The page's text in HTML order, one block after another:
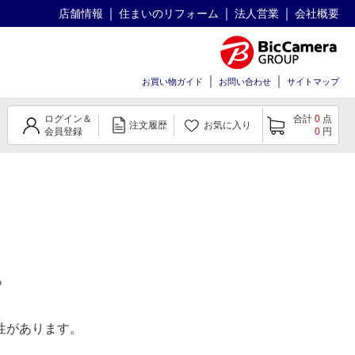
店舗情報 住まいのリフォーム 法人営業 会社概要
お買い物ガイド お問い合わせ サイトマップ
ログイン＆
会員登録
注文履歴 お気に入り
合計 0 点
0 円
あります。